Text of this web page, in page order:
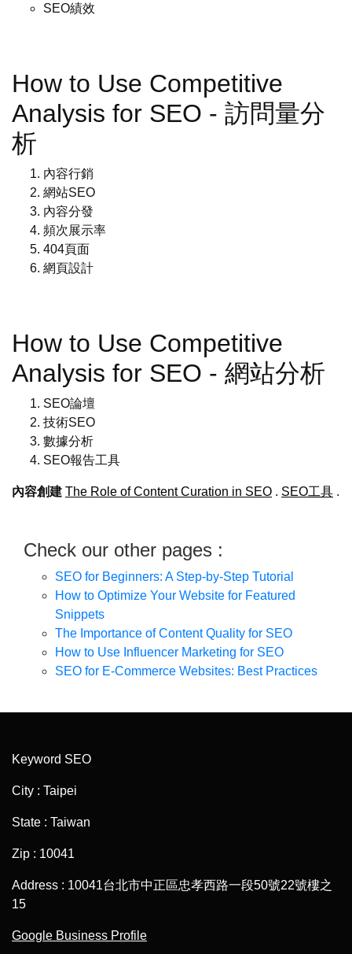
SEO績效
How to Use Competitive
Analysis for SEO - 訪問量分
析
內容行銷
網站SEO
內容分發
頻次展示率
404頁面
網頁設計
How to Use Competitive
Analysis for SEO - 網站分析
SEO論壇
技術SEO
數據分析
SEO報告工具
內容創建 The Role of Content Curation in SEO . SEO工具 .
Check our other pages :
SEO for Beginners: A Step-by-Step Tutorial
How to Optimize Your Website for Featured
Snippets
The Importance of Content Quality for SEO
How to Use Influencer Marketing for SEO
SEO for E-Commerce Websites: Best Practices
Keyword SEO
City : Taipei
State : Taiwan
Zip : 10041
Address : 10041台北市中正區忠孝西路一段50號22號樓之
15
Google Business Profile